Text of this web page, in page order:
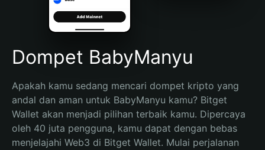
Português (Brasil)
Español (Argentina)
Dompet BabyManyu
Apakah kamu sedang mencari dompet kripto yang
andal dan aman untuk BabyManyu kamu? Bitget
Wallet akan menjadi pilihan terbaik kamu. Dipercaya
oleh 40 juta pengguna, kamu dapat dengan bebas
menjelajahi Web3 di Bitget Wallet. Mulai perjalanan